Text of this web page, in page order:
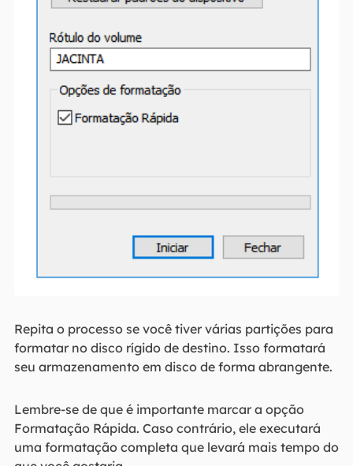
Repita o processo se você tiver várias partições para
formatar no disco rígido de destino. Isso formatará
seu armazenamento em disco de forma abrangente.
Lembre-se de que é importante marcar a opção
Formatação Rápida. Caso contrário, ele executará
uma formatação completa que levará mais tempo do